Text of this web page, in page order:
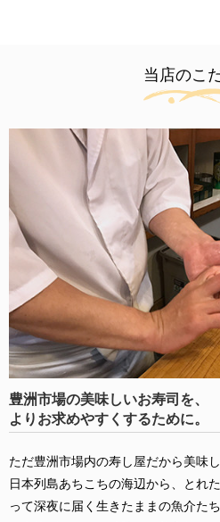
当店のこ
豊洲市場の美味しいお寿司を、
よりお求めやすくするために。
ただ豊洲市場内の寿し屋だから美味
日本列島あちこちの海辺から、とれ
って深夜に届く生きたままの魚介た